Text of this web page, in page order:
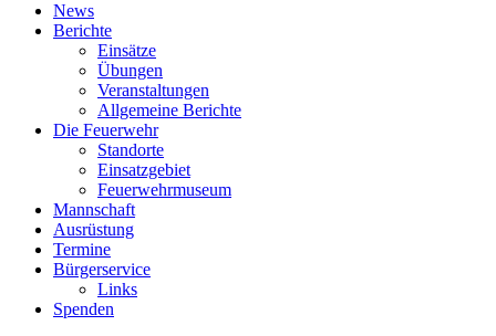
News
Berichte
Einsätze
Übungen
Veranstaltungen
Allgemeine Berichte
Die Feuerwehr
Standorte
Einsatzgebiet
Feuerwehrmuseum
Mannschaft
Ausrüstung
Termine
Bürgerservice
Links
Spenden